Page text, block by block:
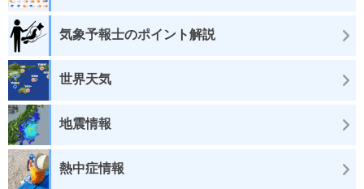
気象予報士のポイント解説
世界天気
地震情報
熱中症情報